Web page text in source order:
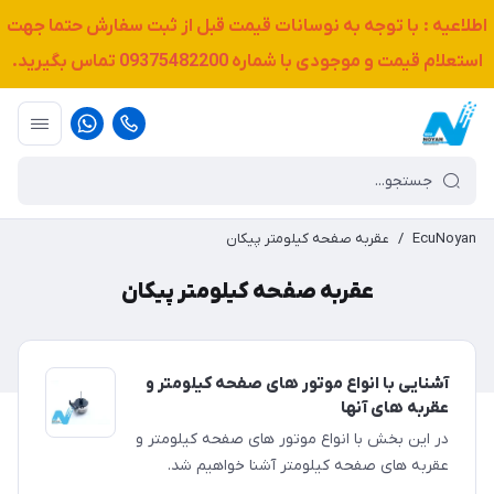
اطلاعیه : با توجه به نوسانات قیمت قبل از ثبت سفارش حتما جهت
استعلام قیمت و موجودی با شماره09375482200 تماس بگیرید.
EcuNoyan
/ عقربه صفحه کیلومتر پیکان
عقربه صفحه کیلومتر پیکان
آشنایی با انواع موتور های صفحه کیلومتر و
عقربه های آنها
در این بخش با انواع موتور های صفحه کیلومتر و
عقربه های صفحه کیلومتر آشنا خواهیم شد.